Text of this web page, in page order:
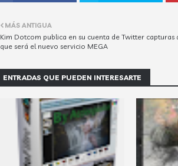
MÁS ANTIGUA
Kim Dotcom publica en su cuenta de Twitter capturas
que será el nuevo servicio MEGA
ENTRADAS QUE PUEDEN INTERESARTE